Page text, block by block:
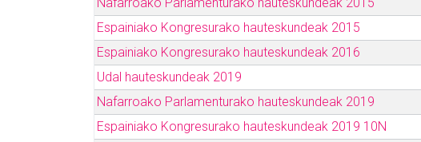
Espainiako Kongresurako hauteskundeak 2015
Espainiako Kongresurako hauteskundeak 2016
Udal hauteskundeak 2019
Nafarroako Parlamenturako hauteskundeak 2019
Espainiako Kongresurako hauteskundeak 2019 10N